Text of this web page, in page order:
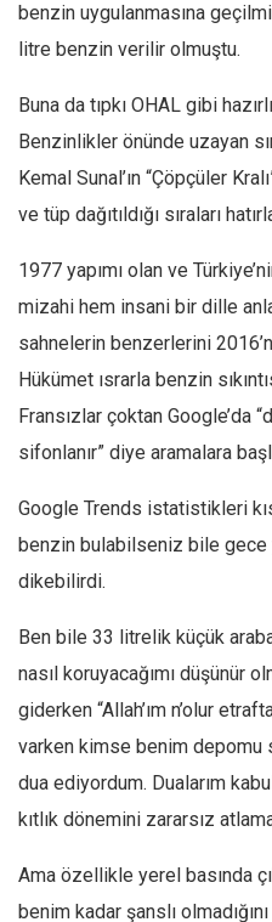
benzin uygulanmasına
litre benzin verilir olmuştu.
Buna da tıpkı OHAL gibi
Benzinlikler önünde uzayan
Kemal Sunal’ın “Çöpçüler
ve tüp dağıtıldığı sıraları
1977 yapımı olan ve
mizahi hem insani bir dille
sahnelerin benzerlerini
Hükümet ısrarla benzin
Fransızlar çoktan Google’da
sifonlanır” diye aramalara
Google Trends istatistikleri
benzin bulabilseniz bile gece
dikebilirdi.
Ben bile 33 litrelik küçük
nasıl koruyacağımı düşünür
giderken “Allah’ım n’olur
varken kimse benim depomu
dua ediyordum. Dualarım
kıtlık dönemini zararsız
Ama özellikle yerel basında
benim kadar şanslı